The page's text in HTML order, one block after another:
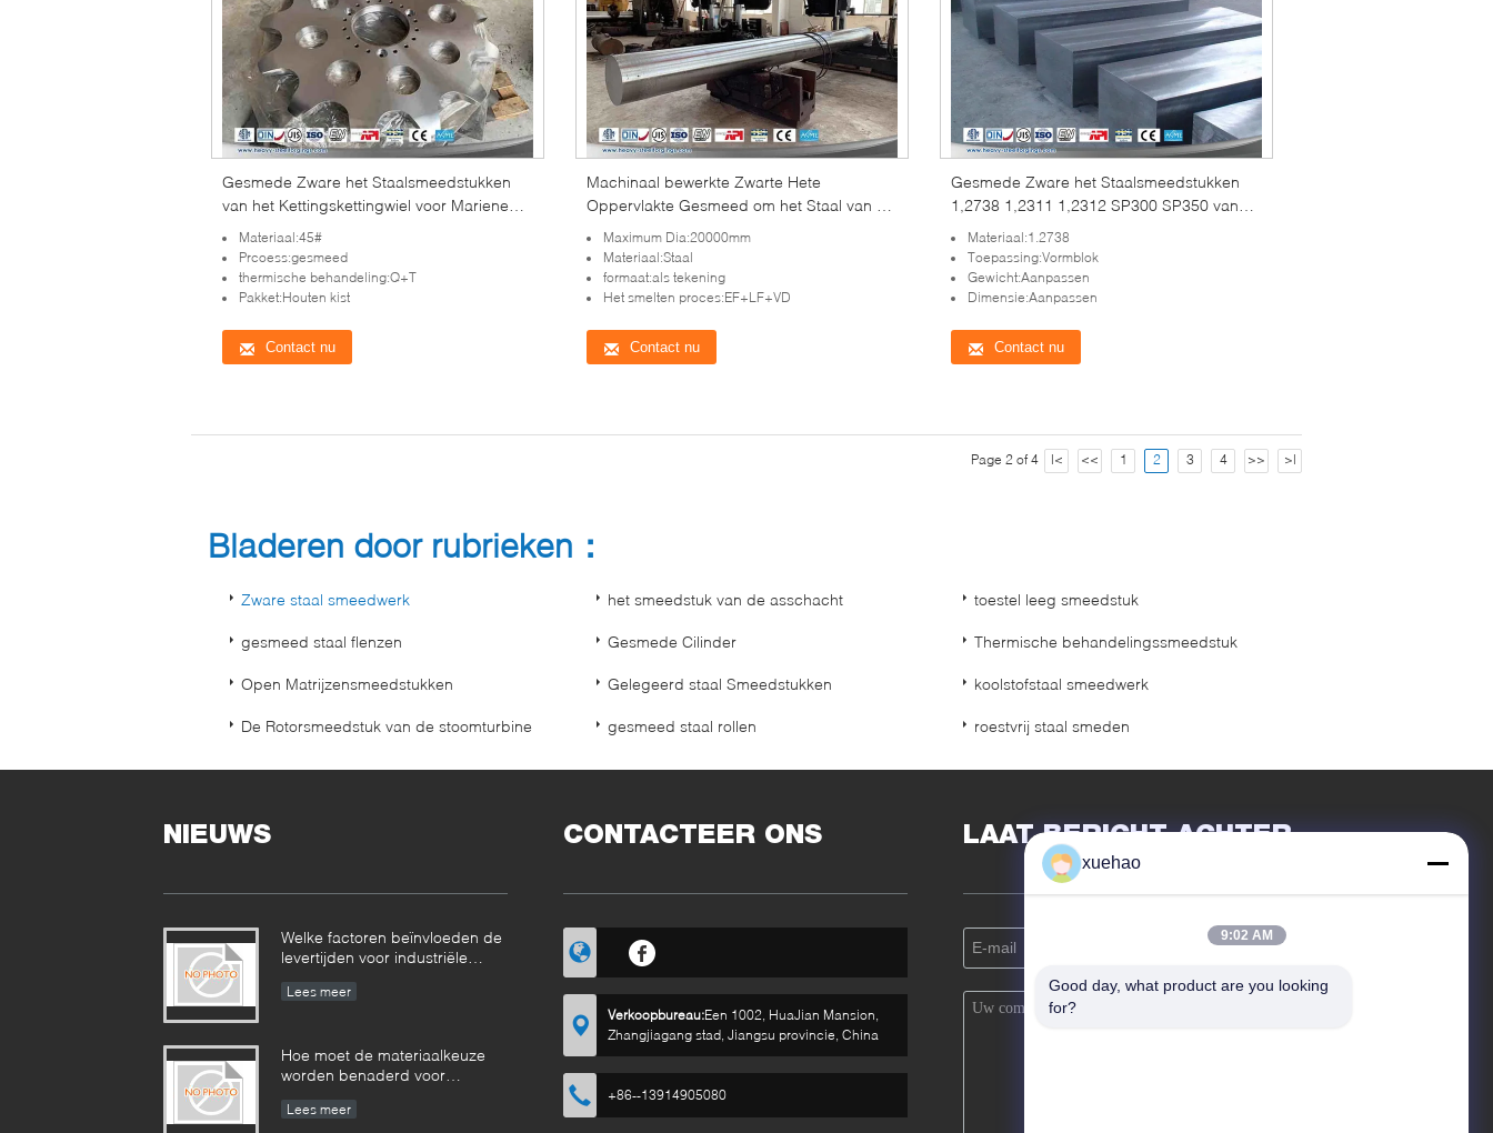
Gesmede Zware het Staalsmeedstukken
van het Kettingskettingwiel voor Mariene
Techniekmateriaal
Materiaal:45#
Prcoess:gesmeed
thermische behandeling:Q+T
Pakket:Houten kist
Contact nu
Machinaal bewerkte Zwarte Hete
Oppervlakte Gesmeed om het Staal van de
Barlegering/Koolstofstaal/SS
Maximum Dia:20000mm
Materiaal:Staal
formaat:als tekening
Het smelten proces:EF+LF+VD
Contact nu
Gesmede Zware het Staalsmeedstukken
1,2738 1,2311 1,2312 SP300 SP350 van
het Vormblok
Materiaal:1.2738
Toepassing:Vormblok
Gewicht:Aanpassen
Dimensie:Aanpassen
Contact nu
Page 2 of 4 |< << 1 2 3 4 >> >|
Bladeren door rubrieken：
Zware staal smeedwerk het smeedstuk van de asschacht toestel leeg smeedstuk
gesmeed staal flenzen Gesmede Cilinder Thermische behandelingssmeedstuk
Open Matrijzensmeedstukken Gelegeerd staal Smeedstukken koolstofstaal smeedwerk
De Rotorsmeedstuk van de stoomturbine gesmeed staal rollen roestvrij staal smeden
NIEUWS
Welke factoren beïnvloeden de
levertijden voor industriële
deze worden beheerd?​​
Lees meer
Hoe moet de materiaalkeuze
worden benaderd voor
omgevingen werken?​​
Lees meer
CONTACTEER ONS
Verkoopbureau:Een 1002, HuaJian Mansion,
Zhangjiagang stad, Jiangsu provincie, China
+86--13914905080
LAAT BERICHT ACHTER
xuehao
9:02 AM
Good day, what product are you looking
for?